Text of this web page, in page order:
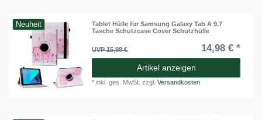
Neuheit
Tablet Hülle für Samsung Galaxy Tab A 9.7
Tasche Schutzcase Cover Schutzhülle
UVP 15,98 € 14,98 € *
Artikel anzeigen
*inkl. ges. MwSt. zzgl.Versandkosten